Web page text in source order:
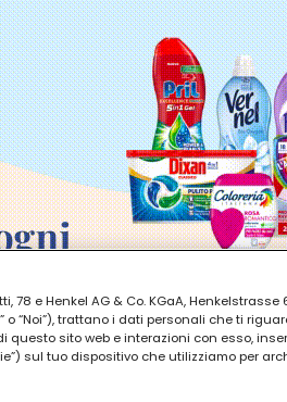
78 e Henkel AG & Co. KGaA,
o “Noi”), trattano i dati personali che ti
questo sito web e interazioni con esso,
sul tuo dispositivo che utilizziamo per